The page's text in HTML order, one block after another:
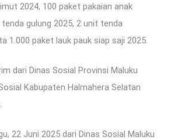
2024, 100 paket pakaian anak
tenda gulung 2025, 2 unit tenda
1.000 paket lauk pauk siap saji 2025.
dari Dinas Sosial Provinsi Maluku
Kabupaten Halmahera Selatan
22 Juni 2025 dari Dinas Sosial Maluku